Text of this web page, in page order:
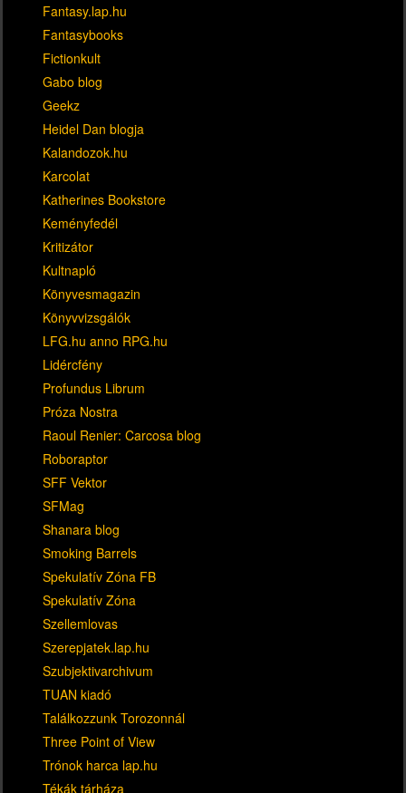
Fantasy.lap.hu
Fantasybooks
Fictionkult
Gabo blog
Geekz
Heidel Dan blogja
Kalandozok.hu
Karcolat
Katherines Bookstore
Keményfedél
Kritizátor
Kultnapló
Könyvesmagazin
Könyvvizsgálók
LFG.hu anno RPG.hu
Lidércfény
Profundus Librum
Próza Nostra
Raoul Renier: Carcosa blog
Roboraptor
SFF Vektor
SFMag
Shanara blog
Smoking Barrels
Spekulatív Zóna FB
Spekulatív Zóna
Szellemlovas
Szerepjatek.lap.hu
Szubjektivarchivum
TUAN kiadó
Találkozzunk Torozonnál
Three Point of View
Trónok harca lap.hu
Tékák tárháza